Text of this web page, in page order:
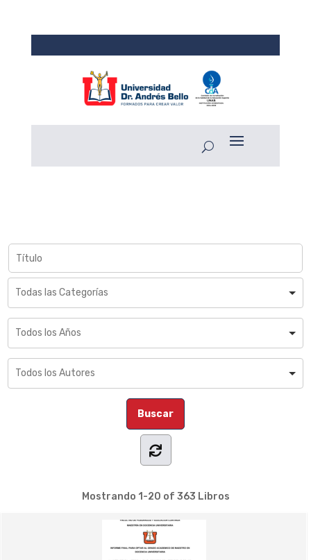
Mostrando 1-20 of 363 Libros